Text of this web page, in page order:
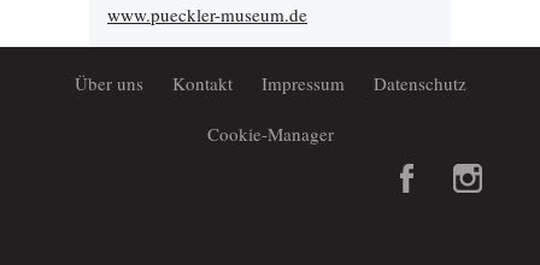
www.pueckler-museum.de
Über uns Kontakt Impressum Datenschutz
Cookie-Manager